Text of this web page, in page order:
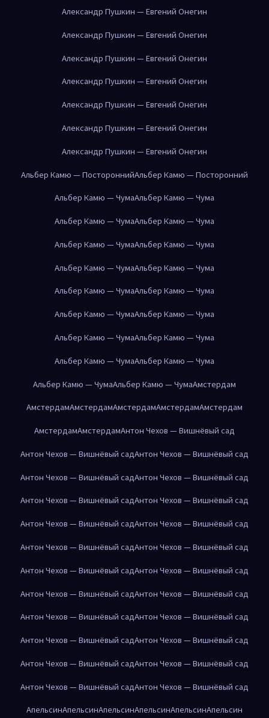
Александр Пушкин — Евгений Онегин
Александр Пушкин — Евгений Онегин
Александр Пушкин — Евгений Онегин
Александр Пушкин — Евгений Онегин
Александр Пушкин — Евгений Онегин
Александр Пушкин — Евгений Онегин
Александр Пушкин — Евгений Онегин
Альбер Камю — ПостороннийАльбер Камю — Посторонний
Альбер Камю — ЧумаАльбер Камю — Чума
Альбер Камю — ЧумаАльбер Камю — Чума
Альбер Камю — ЧумаАльбер Камю — Чума
Альбер Камю — ЧумаАльбер Камю — Чума
Альбер Камю — ЧумаАльбер Камю — Чума
Альбер Камю — ЧумаАльбер Камю — Чума
Альбер Камю — ЧумаАльбер Камю — Чума
Альбер Камю — ЧумаАльбер Камю — Чума
Альбер Камю — ЧумаАльбер Камю — ЧумаАмстердам
АмстердамАмстердамАмстердамАмстердамАмстердам
АмстердамАмстердамАнтон Чехов — Вишнёвый сад
Антон Чехов — Вишнёвый садАнтон Чехов — Вишнёвый сад
Антон Чехов — Вишнёвый садАнтон Чехов — Вишнёвый сад
Антон Чехов — Вишнёвый садАнтон Чехов — Вишнёвый сад
Антон Чехов — Вишнёвый садАнтон Чехов — Вишнёвый сад
Антон Чехов — Вишнёвый садАнтон Чехов — Вишнёвый сад
Антон Чехов — Вишнёвый садАнтон Чехов — Вишнёвый сад
Антон Чехов — Вишнёвый садАнтон Чехов — Вишнёвый сад
Антон Чехов — Вишнёвый садАнтон Чехов — Вишнёвый сад
Антон Чехов — Вишнёвый садАнтон Чехов — Вишнёвый сад
Антон Чехов — Вишнёвый садАнтон Чехов — Вишнёвый сад
Антон Чехов — Вишнёвый садАнтон Чехов — Вишнёвый сад
АпельсинАпельсинАпельсинАпельсинАпельсинАпельсин